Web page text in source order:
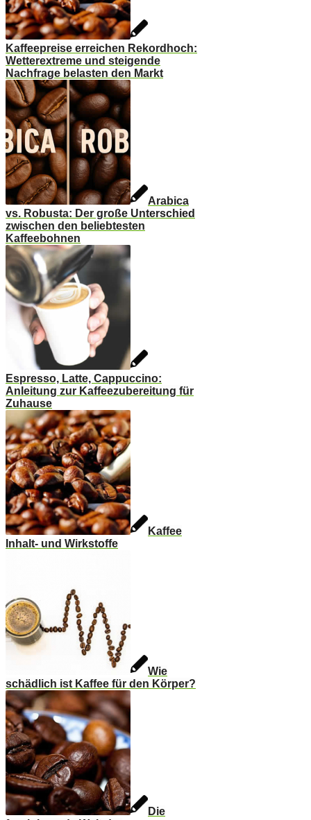
Kaffeepreise erreichen Rekordhoch:
Wetterextreme und steigende
Nachfrage belasten den Markt
Arabica
vs. Robusta: Der große Unterschied
zwischen den beliebtesten
Kaffeebohnen
Espresso, Latte, Cappuccino:
Anleitung zur Kaffeezubereitung für
Zuhause
Kaffee
Inhalt- und Wirkstoffe
Wie
schädlich ist Kaffee für den Körper?
Die